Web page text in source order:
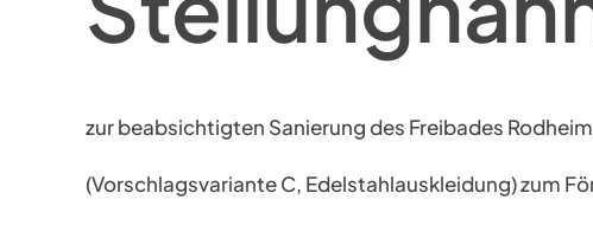
zur beabsichtigten Sanierung des Freibades
(Vorschlagsvariante C, Edelstahlauskleidung) zum